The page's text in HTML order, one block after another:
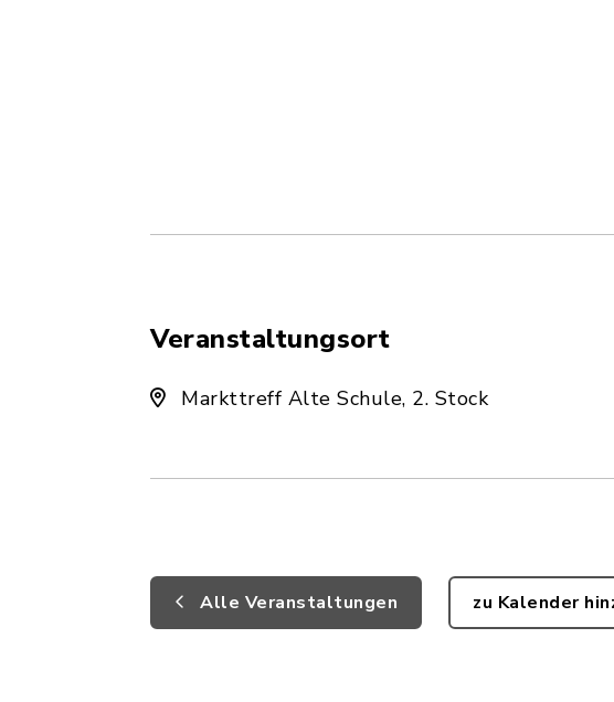
Veranstaltungsort
Markttreff Alte Schule, 2. Stock
Alle Veranstaltungen zu Kalender